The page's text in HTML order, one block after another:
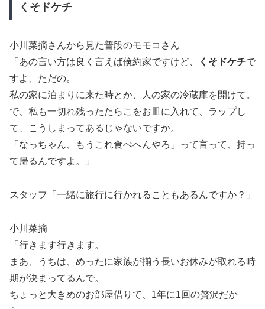
くそドケチ
小川菜摘さんから見た普段のモモコさん
「あの言い方は良く言えば倹約家ですけど、
くそドケチで
すよ、ただの。
私の家に泊まりに来た時とか、人の家の冷蔵庫を開けて。
で、私も一切れ残ったたらこをお皿に入れて、ラップし
て、こうしまってあるじゃないですか。
「なっちゃん、もうこれ食べへんやろ」って言って、持っ
て帰るんですよ。」
スタッフ「一緒に旅行に行かれることもあるんですか？」
小川菜摘
「行きます行きます。
まあ、うちは、めったに家族が揃う長いお休みが取れる時
期が決まってるんで。
ちょっと大きめのお部屋借りて、1年に1回の贅沢だか